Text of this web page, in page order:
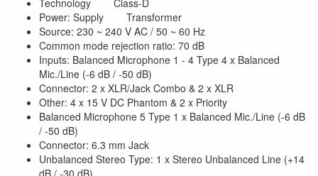
Technology Class-D
Power: Supply Transformer
Source: 230 ~ 240 V AC / 50 ~ 60 Hz
Common mode rejection ratio: 70 dB
Inputs: Balanced Microphone 1 - 4 Type 4 x Balanced
Mic./Line (-6 dB / -50 dB)
Connector: 2 x XLR/Jack Combo & 2 x XLR
Other: 4 x 15 V DC Phantom & 2 x Priority
Balanced Microphone 5 Type 1 x Balanced Mic./Line (-6 dB
/ -50 dB)
Connector: 6.3 mm Jack
Unbalanced Stereo Type: 1 x Stereo Unbalanced Line (+14
dB / -30 dB)